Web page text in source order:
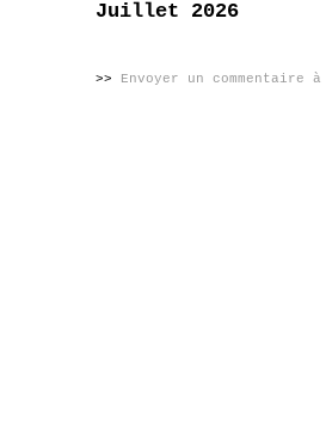
Juillet 2026
>> Envoyer un commentaire